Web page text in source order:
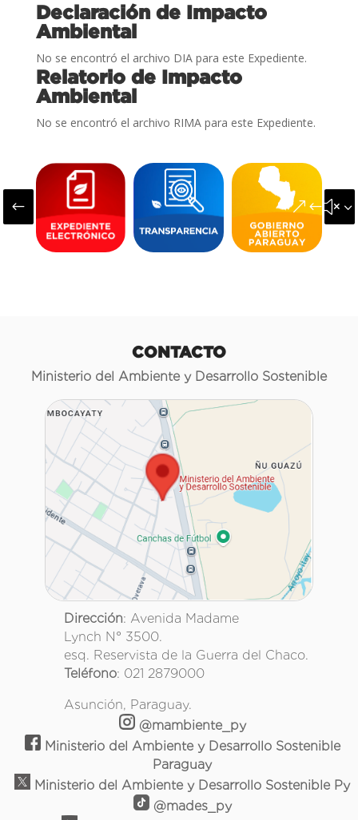
Declaración de Impacto
Ambiental
No se encontró el archivo DIA para este Expediente.
Relatorio de Impacto
Ambiental
No se encontró el archivo RIMA para este Expediente.
#
CONTACTO
Ministerio del Ambiente y Desarrollo Sostenible
Dirección: Avenida Madame
Lynch N° 3500.
esq. Reservista de la Guerra del Chaco.
Teléfono: 021 2879000
Asunción, Paraguay.
@mambiente_py
Ministerio del Ambiente y Desarrollo Sostenible
Paraguay
Ministerio del Ambiente y Desarrollo Sostenible Py
@mades_py